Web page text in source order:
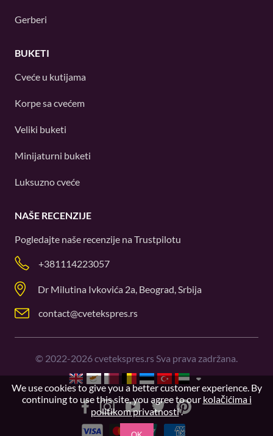
Gerberi
BUKETI
Cveće u kutijama
Korpe sa cvećem
Veliki buketi
Minijaturni buketi
Luksuzno cveće
NAŠE RECENZIJE
Pogledajte naše recenzije naTrustpilotu
+381114223057
Dr Milutina Ivkovića 2a, Beograd, Srbija
contact@cvetekspres.rs
© 2022-2026cvetekspres.rs Sva prava zadržana.
We use cookies to give you a better customer experience. By
continuing to use this site, you agree to our kolačićima i
politikom privatnosti.